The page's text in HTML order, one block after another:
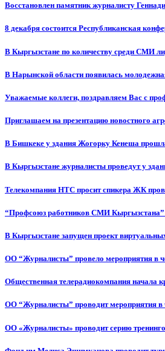
Восстановлен памятник журналисту
8 декабря состоится Республиканская
В Кыргызстане по количеству среди СМИ
В Нарынской области появилась
Уважаемые коллеги, поздравляем Вас с
Приглашаем на презентацию новостного
В Бишкеке у здания Жогорку Кенеша
В Кыргызстане журналисты проведут у
Телекомпания НТС просит спикера ЖК
“Профсоюз работников СМИ Кыргызстана”
В Кыргызстане запущен проект
ОО “Журналисты” провело мероприятия в
Общественная телерадиокомпания начала
ОО “Журналисты” проводит мероприятия в
ОО «Журналисты» проводит серию